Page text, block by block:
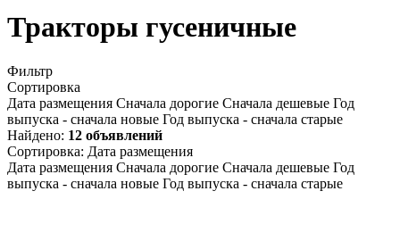
Тракторы гусеничные
Фильтр
Сортировка
Дата размещения Сначала дорогие Сначала дешевые Год
выпуска - сначала новые Год выпуска - сначала старые
Найдено: 12 объявлений
Сортировка: Дата размещения
Дата размещения Сначала дорогие Сначала дешевые Год
выпуска - сначала новые Год выпуска - сначала старые